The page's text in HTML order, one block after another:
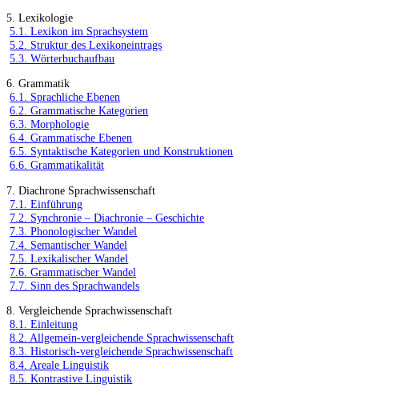
5. Lexikologie
5.1. Lexikon im Sprachsystem
5.2. Struktur des Lexikoneintrags
5.3. Wörterbuchaufbau
6. Grammatik
6.1. Sprachliche Ebenen
6.2. Grammatische Kategorien
6.3. Morphologie
6.4. Grammatische Ebenen
6.5. Syntaktische Kategorien und Konstruktionen
6.6. Grammatikalität
7. Diachrone Sprachwissenschaft
7.1. Einführung
7.2. Synchronie – Diachronie – Geschichte
7.3. Phonologischer Wandel
7.4. Semantischer Wandel
7.5. Lexikalischer Wandel
7.6. Grammatischer Wandel
7.7. Sinn des Sprachwandels
8. Vergleichende Sprachwissenschaft
8.1. Einleitung
8.2. Allgemein-vergleichende Sprachwissenschaft
8.3. Historisch-vergleichende Sprachwissenschaft
8.4. Areale Linguistik
8.5. Kontrastive Linguistik